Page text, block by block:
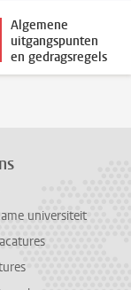
Algemene
uitgangspunten
en gedragsregels
universiteit